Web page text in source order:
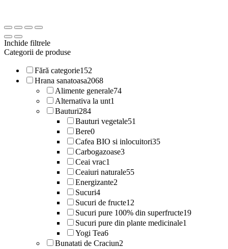
Inchide filtrele
Categorii de produse
Fără categorie152
Hrana sanatoasa2068
Alimente generale74
Alternativa la unt1
Bauturi284
Bauturi vegetale51
Bere0
Cafea BIO si inlocuitori35
Carbogazoase3
Ceai vrac1
Ceaiuri naturale55
Energizante2
Sucuri4
Sucuri de fructe12
Sucuri pure 100% din superfructe19
Sucuri pure din plante medicinale1
Yogi Tea6
Bunatati de Craciun2